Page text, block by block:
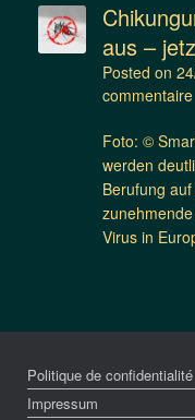
aus –
Posted on
commentaire
Foto: ©
werden
Berufung
Virus in
Politique de confidentialité
Impressum